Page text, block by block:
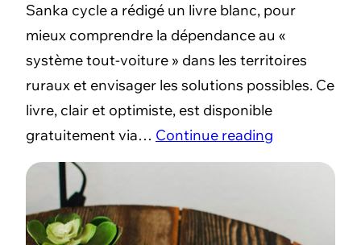
Sanka cycle a rédigé un livre blanc, pour
mieux comprendre la dépendance au «
système tout-voiture » dans les territoires
ruraux et envisager les solutions possibles. Ce
livre, clair et optimiste, est disponible
gratuitement via… Continue reading